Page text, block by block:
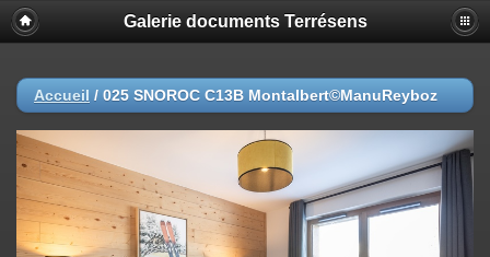
Galerie documents Terrésens
Accueil / 025 SNOROC C13B Montalbert©ManuReyboz